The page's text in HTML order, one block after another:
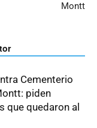
Montt
Cementerio
piden
que quedaron al